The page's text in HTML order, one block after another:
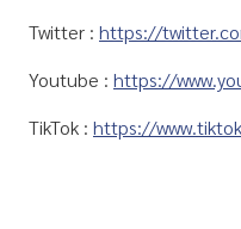
Twitter : https://
Youtube : https://
TikTok : https://